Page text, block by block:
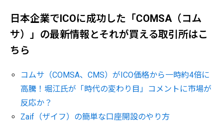
日本企業でICOに成功した「COMSA（コム
サ）」の最新情報とそれが買える取引所はこ
ちら
コムサ（COMSA、CMS）がICO価格から一時約4倍に
高騰！堀江氏が「時代の変わり目」コメントに市場が
反応か？
Zaif（ザイフ）の簡単な口座開設のやり方